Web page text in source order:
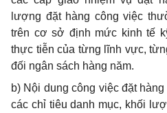
lượng đặt hàng công việc
trên cơ sở định mức kinh tế
thực tiễn của từng lĩnh vực,
đối ngân sách hàng năm.
b) Nội dung công việc đặt
các chỉ tiêu danh mục, khối